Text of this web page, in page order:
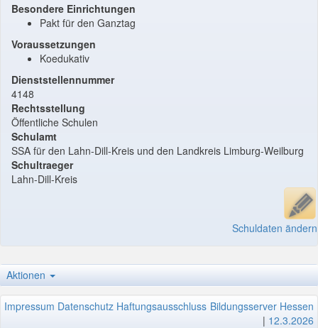
Besondere Einrichtungen
Pakt für den Ganztag
Voraussetzungen
Koedukativ
Dienststellennummer
4148
Rechtsstellung
Öffentliche Schulen
Schulamt
SSA für den Lahn-Dill-Kreis und den Landkreis Limburg-Weilburg
Schultraeger
Lahn-Dill-Kreis
Schuldaten ändern
Aktionen
Impressum Datenschutz Haftungsausschluss Bildungsserver Hessen
| 12.3.2026